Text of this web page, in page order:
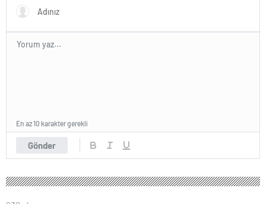
Gönder
En az 10 karakter gerekli